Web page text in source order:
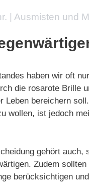
| Ausmisten und
haben wir oft
die rosarote Brille
Leben bereichern
wollen, ist jedoch
gehört auch,
Zudem
berücksichtigen